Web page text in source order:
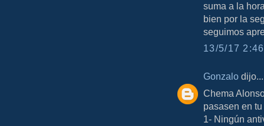
suma a la
bien por la
seguimos
13/5/17
Gonzalo dijo...
Chema
pasasen en
1- Ningún